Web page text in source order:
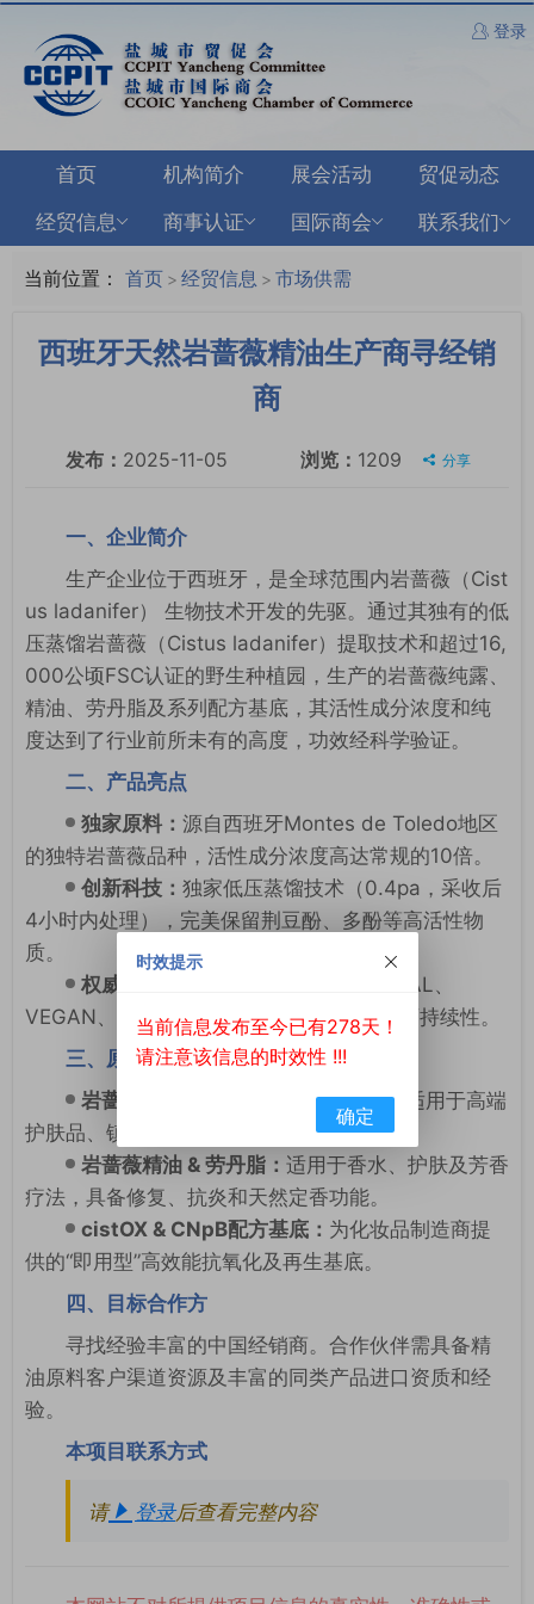
登录
首页 机构简介 展会活动
贸促动态
经贸信息
商事认证 国际商会 联系我们
当前位置： 首页 > 经贸信息 > 市场供需
西班牙天然岩蔷薇精油生产商寻经销
商
发布： 2025-11-05 浏览： 1209 分享
一、企业简介
生产企业位于西班牙，是全球范围内岩蔷薇（Cist
us ladanifer） 生物技术开发的先驱。通过其独有的低
压蒸馏岩蔷薇（Cistus ladanifer）提取技术和超过16,
000公顷FSC认证的野生种植园，生产的岩蔷薇纯露、
精油、劳丹脂及系列配方基底，其活性成分浓度和纯
度达到了行业前所未有的高度，功效经科学验证。
二、产品亮点
独家原料： 源自西班牙Montes de Toledo地区
的独特岩蔷薇品种，活性成分浓度高达常规的10倍。
创新科技： 独家低压蒸馏技术（0.4pa，采收后
4小时内处理），完美保留荆豆酚、多酚等高活性物
质。
权威认证：
全线产品获BIO、NATURAL、
VEGAN、FSC等认证，确保产品的纯净与可持续性。
三、原料与配方基底
岩蔷薇纯露：
卓越的活性成分载体，适用于高端
护肤品、镇痛喷雾及个性化配方。
岩蔷薇精油 & 劳丹脂： 适用于香水、护肤及芳香
疗法，具备修复、抗炎和天然定香功能。
cistOX & CNpB配方基底： 为化妆品制造商提
供的“即用型”高效能抗氧化及再生基底。
四、目标合作方
寻找经验丰富的中国经销商。合作伙伴需具备精
油原料客户渠道资源及丰富的同类产品进口资质和经
验。
本项目联系方式
请 登录后查看完整内容
时效提示
当前信息发布至今已有278天！
请注意该信息的时效性 !!!
确定